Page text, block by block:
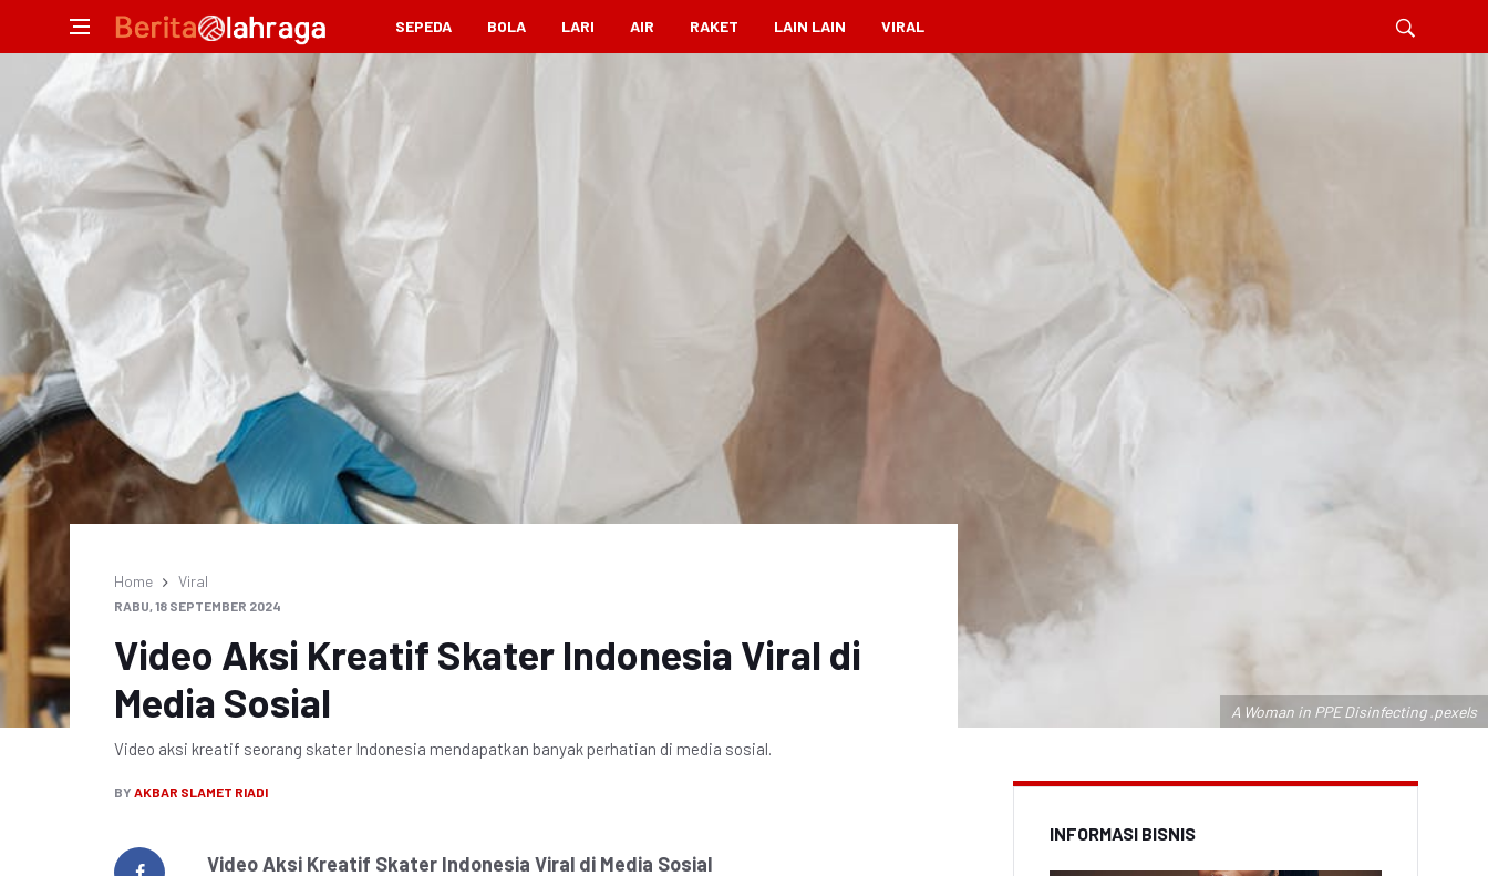
SEPEDA BOLA LARI AIR RAKET LAIN LAIN VIRAL
A Woman in PPE Disinfecting .pexels
Home Viral
RABU, 18 SEPTEMBER 2024
Video Aksi Kreatif Skater Indonesia Viral di
Media Sosial
Video aksi kreatif seorang skater Indonesia mendapatkan banyak perhatian di media sosial.
BY AKBAR SLAMET RIADI
Video Aksi Kreatif Skater Indonesia Viral di Media Sosial
INFORMASI BISNIS